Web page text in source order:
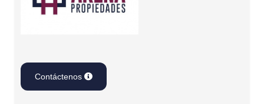
Contáctenos